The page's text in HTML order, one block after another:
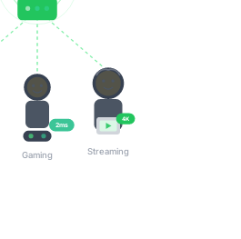
2ms
Gaming
4K
Streaming